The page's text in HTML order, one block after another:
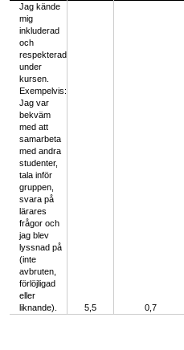
Jag kände
mig
inkluderad
och
respekterad
under
kursen.
Exempelvis:
Jag var
bekväm
med att
samarbeta
med andra
studenter,
tala inför
gruppen,
svara på
lärares
frågor och
jag blev
lyssnad på
(inte
avbruten,
förlöjligad
eller
liknande).
5,5 0,7